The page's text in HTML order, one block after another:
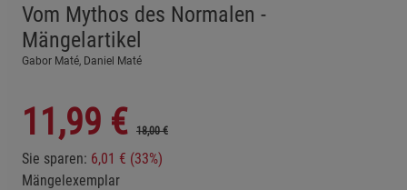
Vom Mythos des Normalen -
Mängelartikel
Gabor Maté, Daniel Maté
11,99 € 18,00 €
Sie sparen: 6,01 € (33%)
Mängelexemplar